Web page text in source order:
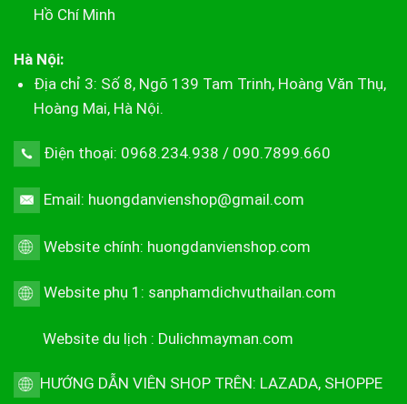
Hồ Chí Minh
Hà Nội:
Địa chỉ 3: Số 8, Ngõ 139 Tam Trinh, Hoàng Văn Thụ,
Hoàng Mai, Hà Nội.
Điện thoại: 0968.234.938 / 090.7899.660
Email: huongdanvienshop@gmail.com
Website chính: huongdanvienshop.com
Website phụ 1: sanphamdichvuthailan.com
Website du lịch : Dulichmayman.com
HƯỚNG DẪN VIÊN SHOP TRÊN: LAZADA, SHOPPE